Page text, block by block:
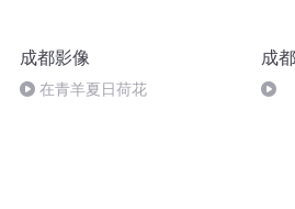
成都影像
在青羊夏日荷花
成